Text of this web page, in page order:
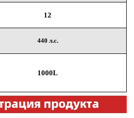
12
440 л.с.
1000L